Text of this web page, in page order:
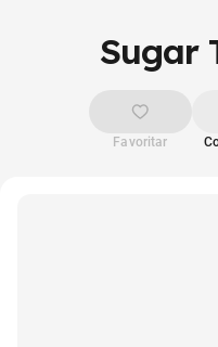
Sugar
Favoritar